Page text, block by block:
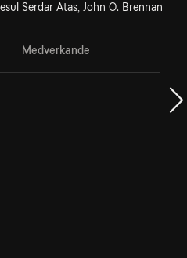
Serdar Atas, John O. Brennan
Medverkande